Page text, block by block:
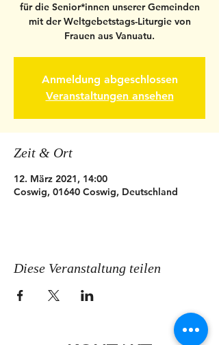
für die Senior*innen unserer Gemeinden
mit der Weltgebetstags-Liturgie von
Frauen aus Vanuatu.
Anmeldung abgeschlossen
Veranstaltungen ansehen
Zeit & Ort
12. März 2021, 14:00
Coswig, 01640 Coswig, Deutschland
Diese Veranstaltung teilen